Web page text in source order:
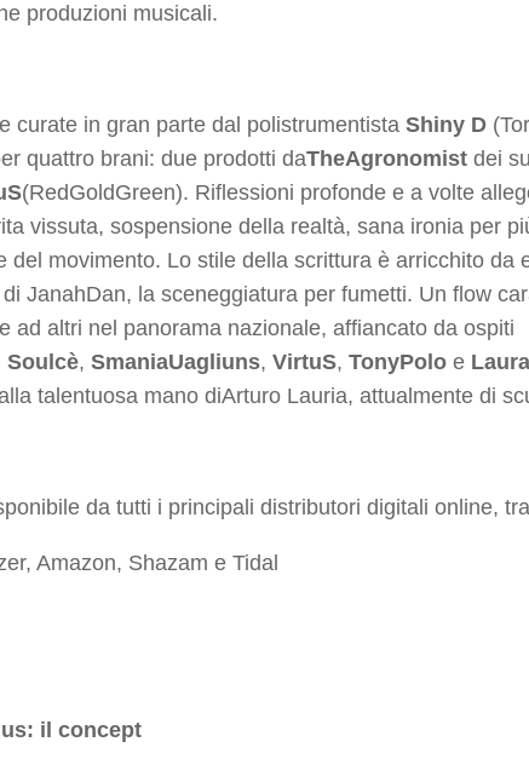
produzioni musicali.
curate in gran parte dal polistrumentista Shiny D
quattro brani: due prodotti daTheAgronomist dei
(RedGoldGreen). Riflessioni profonde e a volte
vissuta, sospensione della realtà, sana ironia per
del movimento. Lo stile della scrittura è arricchito da
JanahDan, la sceneggiatura per fumetti. Un flow
ad altri nel panorama nazionale, affiancato da ospiti
Soulcè, SmaniaUagliuns, VirtuS, TonyPolo e
talentuosa mano diArturo Lauria, attualmente di
da tutti i principali distributori digitali online,
Amazon, Shazam e Tidal
il concept